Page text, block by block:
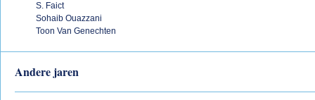
S. Faict
Sohaib Ouazzani
Toon Van Genechten
Andere jaren